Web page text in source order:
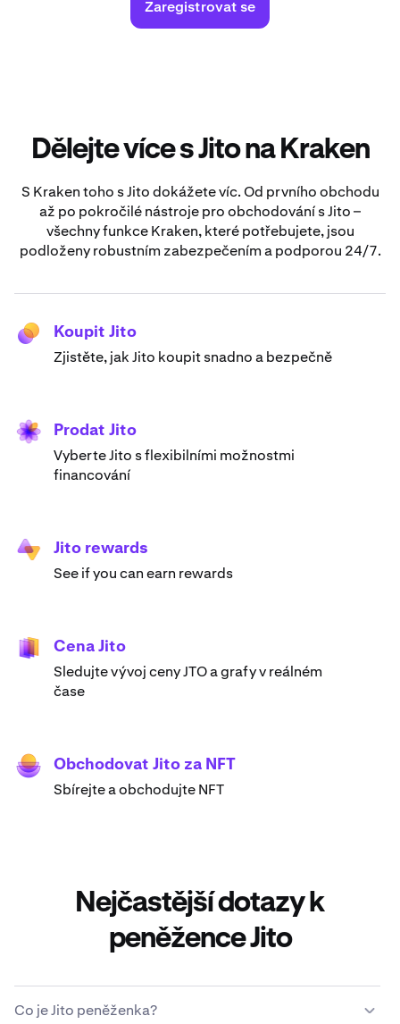
Zaregistrovat se
Dělejte více s Jito na Kraken
S Kraken toho s Jito dokážete víc. Od prvního obchodu
až po pokročilé nástroje pro obchodování s Jito –
všechny funkce Kraken, které potřebujete, jsou
podloženy robustním zabezpečením a podporou 24/7.
Koupit Jito
Zjistěte, jak Jito koupit snadno a bezpečně
Prodat Jito
Vyberte Jito s flexibilními možnostmi
financování
Jito rewards
See if you can earn rewards
Cena Jito
Sledujte vývoj ceny JTO a grafy v reálném
čase
Obchodovat Jito za NFT
Sbírejte a obchodujte NFT
Nejčastější dotazy k
peněžence Jito
Co je Jito peněženka?